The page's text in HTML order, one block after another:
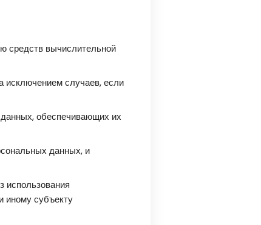
средств вычислительной
исключением случаев, если
обеспечивающих их
данных, и
использования
иному субъекту